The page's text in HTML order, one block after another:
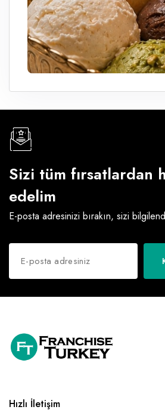
Sizi tüm fırsatlardan
edelim
E-posta adresinizi bırakın, sizi
Hızlı İletişim